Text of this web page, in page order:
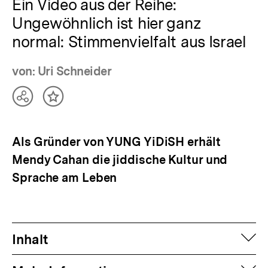
Ein Video aus der Reihe:
Ungewöhnlich ist hier ganz
normal: Stimmenvielfalt aus Israel
von: Uri Schneider
TeilenInhalt
Als Gründer von YUNG YiDiSH erhält
Mendy Cahan die jiddische Kultur und
Sprache am Leben
Inhalt